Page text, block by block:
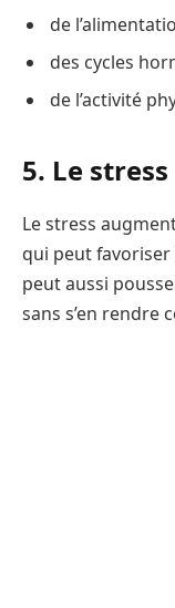
de
des cycles
de l’activité
5. Le
Le stress
qui peut favoriser
peut aussi
sans s’en rendre